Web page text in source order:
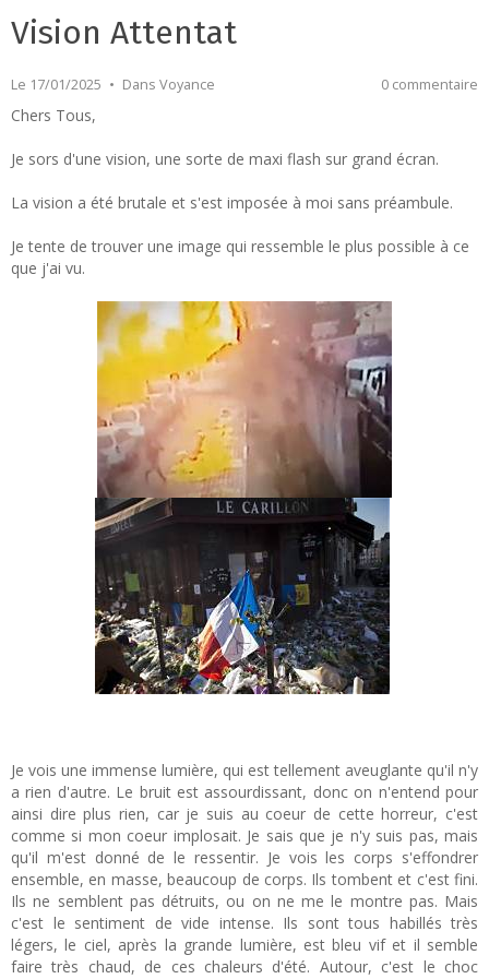
Vision Attentat
Le 17/01/2025 Dans Voyance 0 commentaire
Chers Tous,
Je sors d'une vision, une sorte de maxi flash sur grand écran.
La vision a été brutale et s'est imposée à moi sans préambule.
Je tente de trouver une image qui ressemble le plus possible à ce
que j'ai vu.
Je vois une immense lumière, qui est tellement aveuglante qu'il n'y
a rien d'autre. Le bruit est assourdissant, donc on n'entend pour
ainsi dire plus rien, car je suis au coeur de cette horreur, c'est
comme si mon coeur implosait. Je sais que je n'y suis pas, mais
qu'il m'est donné de le ressentir. Je vois les corps s'effondrer
ensemble, en masse, beaucoup de corps. Ils tombent et c'est fini.
Ils ne semblent pas détruits, ou on ne me le montre pas. Mais
c'est le sentiment de vide intense. Ils sont tous habillés très
légers, le ciel, après la grande lumière, est bleu vif et il semble
faire très chaud, de ces chaleurs d'été. Autour, c'est le choc